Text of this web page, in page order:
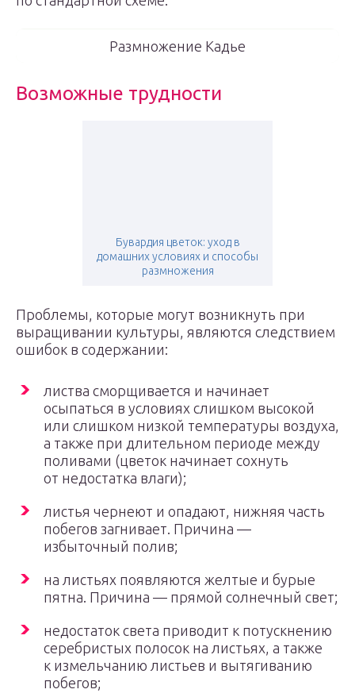
Размножение Кадье
Возможные трудности
Бувардия цветок: уход в
домашних условиях и способы
размножения
Проблемы, которые могут возникнуть при
выращивании культуры, являются следствием
ошибок в содержании:
листва сморщивается и начинает
осыпаться в условиях слишком высокой
или слишком низкой температуры воздуха,
а также при длительном периоде между
поливами (цветок начинает сохнуть
от недостатка влаги);
листья чернеют и опадают, нижняя часть
побегов загнивает. Причина —
избыточный полив;
на листьях появляются желтые и бурые
пятна. Причина — прямой солнечный свет;
недостаток света приводит к потускнению
серебристых полосок на листьях, а также
к измельчанию листьев и вытягиванию
побегов;